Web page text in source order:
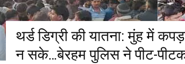
थर्ड डिग्री की यातना: मुंह में
न सके…बेरहम पुलिस ने पीट-